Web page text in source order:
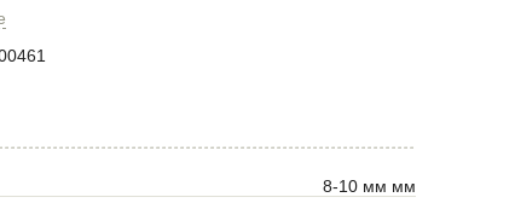
8-10 мм мм